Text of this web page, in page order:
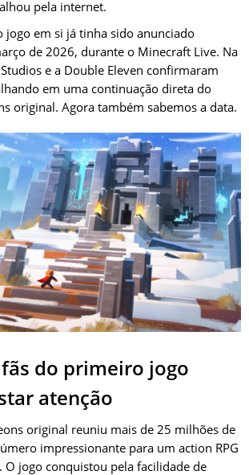
pela internet.
jogo em si já tinha sido anunciado
de 2026, durante o Minecraft Live. Na
e a Double Eleven confirmaram
em uma continuação direta do
original. Agora também sabemos a data.
do primeiro jogo
atenção
original reuniu mais de 25 milhões de
impressionante para um action RPG
O jogo conquistou pela facilidade de